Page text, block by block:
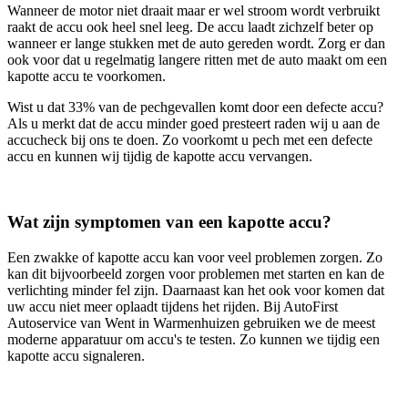
Wanneer de motor niet draait maar er wel stroom wordt verbruikt
raakt de accu ook heel snel leeg. De accu laadt zichzelf beter op
wanneer er lange stukken met de auto gereden wordt. Zorg er dan
ook voor dat u regelmatig langere ritten met de auto maakt om een
kapotte accu te voorkomen.
Wist u dat 33% van de pechgevallen komt door een defecte accu?
Als u merkt dat de accu minder goed presteert raden wij u aan de
accucheck bij ons te doen. Zo voorkomt u pech met een defecte
accu en kunnen wij tijdig de kapotte accu vervangen.
Wat zijn symptomen van een kapotte accu?
Een zwakke of kapotte accu kan voor veel problemen zorgen. Zo
kan dit bijvoorbeeld zorgen voor problemen met starten en kan de
verlichting minder fel zijn. Daarnaast kan het ook voor komen dat
uw accu niet meer oplaadt tijdens het rijden. Bij AutoFirst
Autoservice van Went in Warmenhuizen gebruiken we de meest
moderne apparatuur om accu's te testen. Zo kunnen we tijdig een
kapotte accu signaleren.